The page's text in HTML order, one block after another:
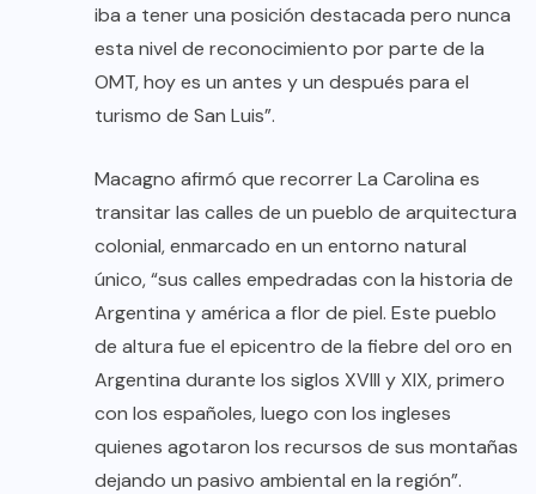
iba a tener una posición destacada pero nunca
esta nivel de reconocimiento por parte de la
OMT, hoy es un antes y un después para el
turismo de San Luis”.
Macagno afirmó que recorrer La Carolina es
transitar las calles de un pueblo de arquitectura
colonial, enmarcado en un entorno natural
único, “sus calles empedradas con la historia de
Argentina y américa a flor de piel. Este pueblo
de altura fue el epicentro de la fiebre del oro en
Argentina durante los siglos XVIII y XIX, primero
con los españoles, luego con los ingleses
quienes agotaron los recursos de sus montañas
dejando un pasivo ambiental en la región”.